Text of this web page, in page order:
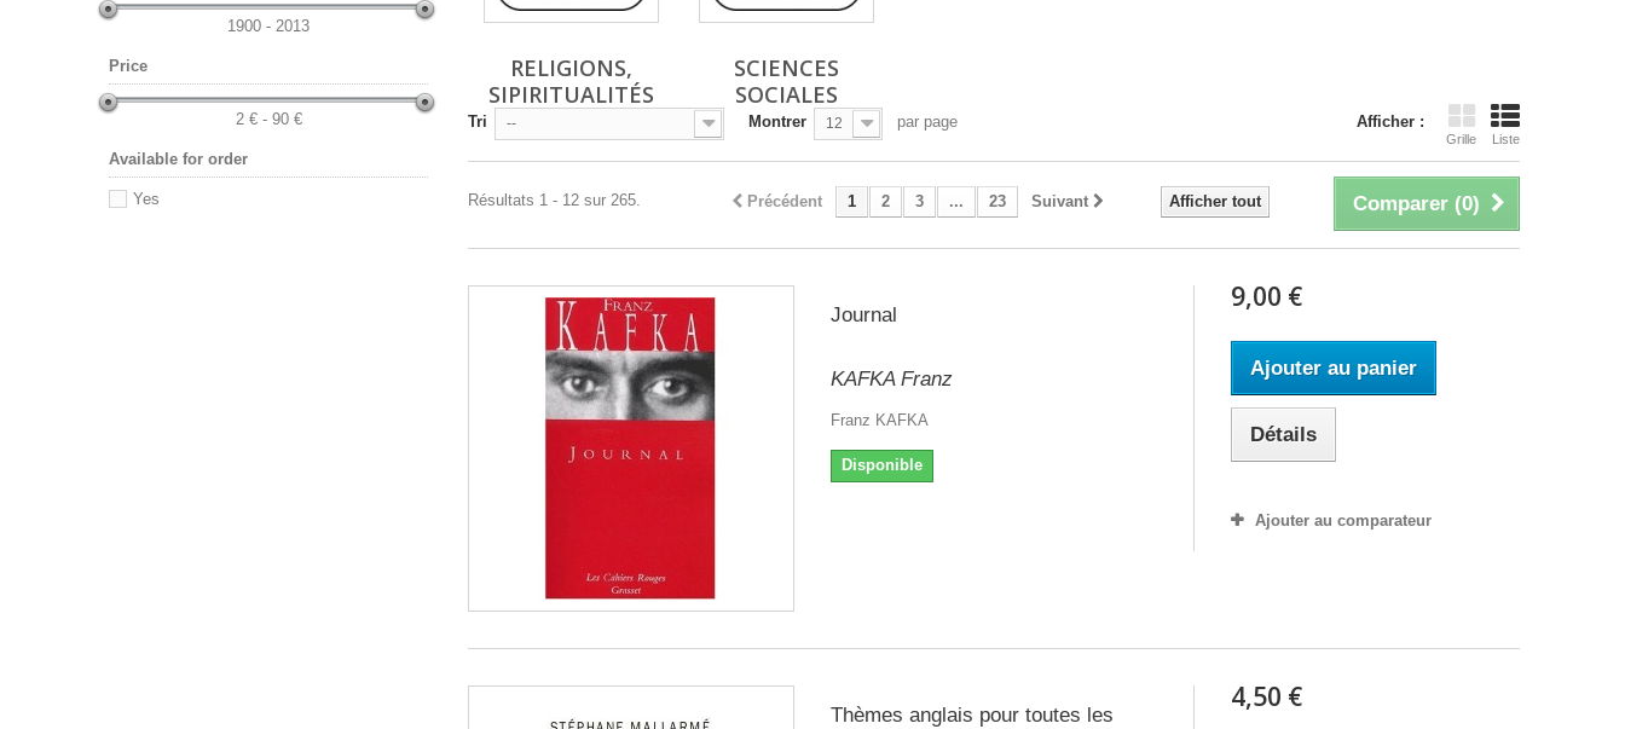
1900 - 2013
Price
2 € - 90 €
Available for order
Yes
RELIGIONS,
SIPIRITUALITÉS
SCIENCES
SOCIALES
Afficher :
Grille Liste
Tri -- Montrer 12 par page
Comparer (0)
Afficher tout
Précédent 1 2 3 ... 23 Suivant
Résultats 1 - 12 sur 265.
Journal
KAFKA Franz
Franz KAFKA
Disponible
9,00 €
Ajouter au panier
Détails
Ajouter au comparateur
Thèmes anglais pour toutes les
4,50 €